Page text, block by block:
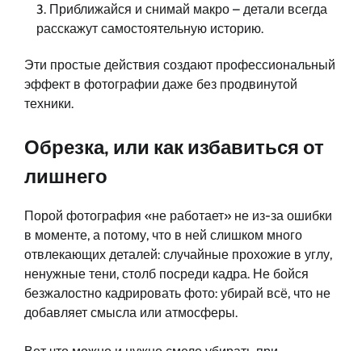
Приближайся и снимай макро – детали всегда
расскажут самостоятельную историю.
Эти простые действия создают профессиональный
эффект в фотографии даже без продвинутой
техники.
Обрезка, или как избавиться от
лишнего
Порой фотография «не работает» не из-за ошибки
в моменте, а потому, что в ней слишком много
отвлекающих деталей: случайные прохожие в углу,
ненужные тени, столб посреди кадра. Не бойся
безжалостно кадрировать фото: убирай всё, что не
добавляет смысла или атмосферы.